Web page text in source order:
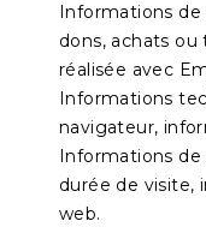
Informations
dons, achats
réalisée avec
Informations
navigateur,
Informations
durée de visite,
web.